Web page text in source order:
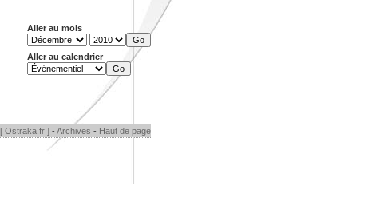
Aller au mois
Aller au calendrier
[ Ostraka.fr ] - Archives - Haut de page